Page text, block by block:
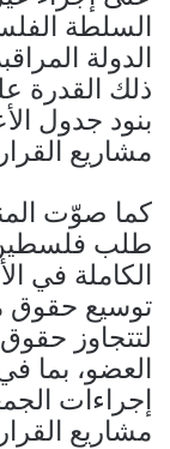
السلطة
الدولة
ذلك القدرة
بنود جدول
مشاريع
كما صوّت
طلب
الكاملة في
توسيع حقوق
لتتجاوز حقوق
العضو، بما
إجراءات
مشاريع